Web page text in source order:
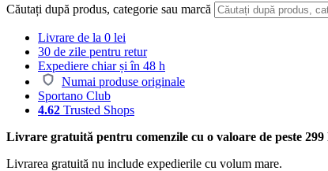
Căutați după produs, categorie sau marcă
Livrare de la 0 lei
30 de zile pentru retur
Expediere chiar și în 48 h
Numai produse originale
Sportano Club
4.62 Trusted Shops
Livrare gratuită pentru comenzile cu o valoare de peste 299
Livrarea gratuită nu include expedierile cu volum mare.